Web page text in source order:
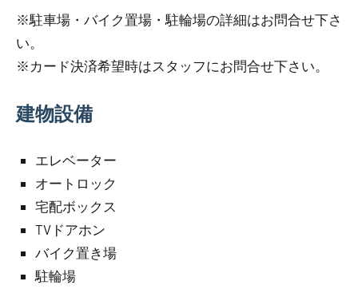
※駐車場・バイク置場・駐輪場の詳細はお問合せ下さ
い。
※カード決済希望時はスタッフにお問合せ下さい。
建物設備
エレベーター
オートロック
宅配ボックス
TVドアホン
バイク置き場
駐輪場